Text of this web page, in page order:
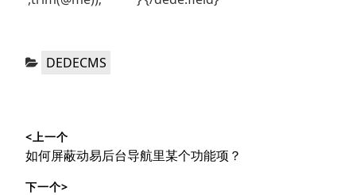
分
DEDECMS
章
导
<上一个
上
如何屏蔽动易后台导航里某个功能项？
下一个>